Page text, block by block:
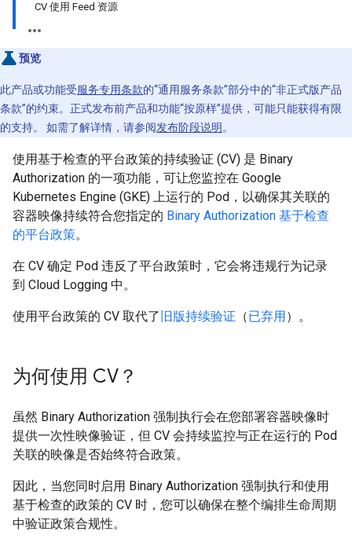
CV 使用 Feed 资源
预览
此产品或功能受服务专用条款的“通用服务条款”部分中的“非正式版产品
条款”的约束。正式发布前产品和功能“按原样”提供，可能只能获得有限
的支持。 如需了解详情，请参阅发布阶段说明 。
使用基于检查的平台政策的持续验证 (CV) 是 Binary
Authorization 的一项功能，可让您监控在 Google
Kubernetes Engine (GKE) 上运行的 Pod，以确保其关联的
容器映像持续符合您指定的 Binary Authorization 基于检查
的平台政策。
在 CV 确定 Pod 违反了平台政策时，它会将违规行为记录
到 Cloud Logging 中。
使用平台政策的 CV 取代了 旧版持续验证 （已弃用）。
为何使用 CV？
虽然 Binary Authorization 强制执行会在您部署容器映像时
提供一次性映像验证，但 CV 会持续监控与正在运行的 Pod
关联的映像是否始终符合政策。
因此，当您同时启用 Binary Authorization 强制执行和使用
基于检查的政策的 CV 时，您可以确保在整个编排生命周期
中验证政策合规性。